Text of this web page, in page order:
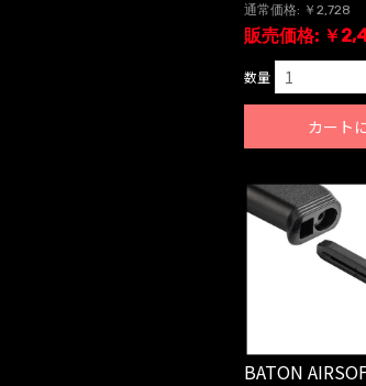
通常価格: ￥2,728
販売価格: ￥
数量
カート
BATON